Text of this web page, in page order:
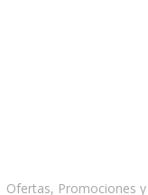
Ofertas, Promociones